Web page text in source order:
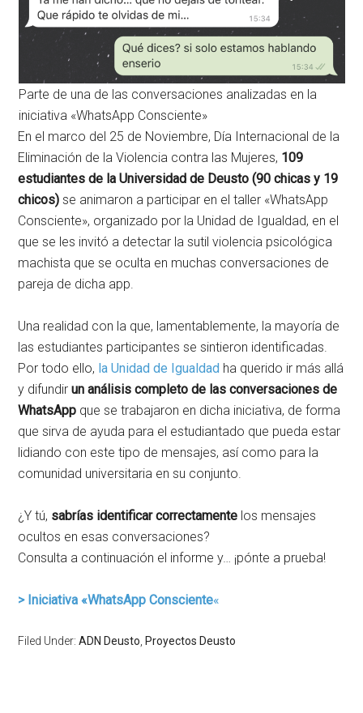
Parte de una de las conversaciones analizadas en la
iniciativa «WhatsApp Consciente»
En el marco del 25 de Noviembre, Día Internacional de la
Eliminación de la Violencia contra las Mujeres, 109
estudiantes de la Universidad de Deusto (90 chicas y 19
chicos)se animaron a participar en el taller «WhatsApp
Consciente», organizado por la Unidad de Igualdad, en el
que se les invitó a detectar la sutil violencia psicológica
machista que se oculta en muchas conversaciones de
pareja de dicha app.
Una realidad con la que, lamentablemente, la mayoría de
las estudiantes participantes se sintieron identificadas.
Por todo ello, la Unidad de Igualdad ha querido ir más allá
y difundir un análisis completo de las conversaciones de
WhatsApp que se trabajaron en dicha iniciativa, de forma
que sirva de ayuda para el estudiantado que pueda estar
lidiando con este tipo de mensajes, así como para la
comunidad universitaria en su conjunto.
¿Y tú, sabrías identificar correctamente los mensajes
ocultos en esas conversaciones?
Consulta a continuación el informe y… ¡pónte a prueba!
> Iniciativa «WhatsApp Consciente«
Filed Under:ADN Deusto Proyectos Deusto